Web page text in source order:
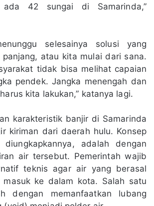
42 sungai di Samarinda,”
selesainya solusi yang
atau kita mulai dari sana.
tidak bisa melihat capaian
pendek. Jangka menengah dan
kita lakukan,” katanya lagi.
karakteristik banjir di Samarinda
kiriman dari daerah hulu. Konsep
adalah dengan
air tersebut. Pemerintah wajib
teknis agar air yang berasal
ke dalam kota. Salah satu
dengan memanfaatkan lubang